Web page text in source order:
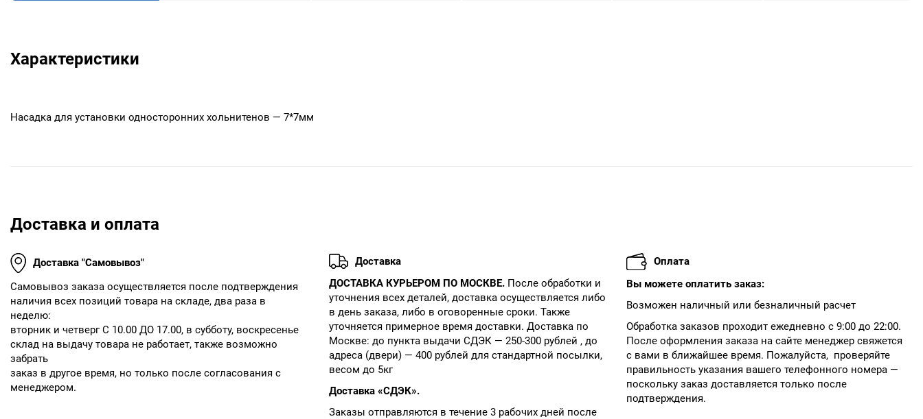
Характеристики
Насадка для установки односторонних хольнитенов — 7*7мм
Доставка и оплата
Доставка "Самовывоз"
Cамовывоз заказа осуществляется после подтверждения
наличия всех позиций товара на складе, два раза в
неделю:
вторник и четверг С 10.00 ДО 17.00, в субботу, воскресенье
склад на выдачу товара не работает, также возможно
забрать
заказ в другое время, но только после согласования с
менеджером.
Доставка
ДОСТАВКА КУРЬЕРОМ ПО МОСКВЕ.После обработки и
уточнения всех деталей, доставка осуществляется либо
в день заказа, либо в оговоренные сроки. Также
уточняется примерное время доставки. Доставка по
Москве: до пункта выдачи СДЭК — 250-300 рублей , до
адреса (двери) — 400 рублей для стандартной посылки,
весом до 5кг
Доставка «СДЭК».
Заказы отправляются в течение 3 рабочих дней после
Оплата
Вы можете оплатить заказ:
Возможен наличный или безналичный расчет
Обработка заказов проходит ежедневно с 9:00 до 22:00.
После оформления заказа на сайте менеджер свяжется
с вами в ближайшее время. Пожалуйста, проверяйте
правильность указания вашего телефонного номера —
поскольку заказ доставляется только после
подтверждения.